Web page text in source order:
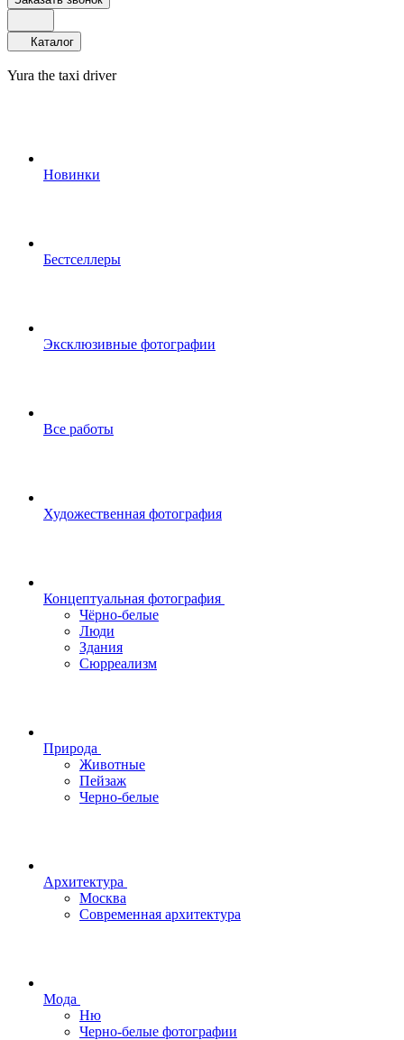
Каталог
Yura the taxi driver
Новинки
Бестселлеры
Эксклюзивные фотографии
Все работы
Художественная фотография
Концептуальная фотография
Чёрно-белые
Люди
Здания
Сюрреализм
Природа
Животные
Пейзаж
Черно-белые
Архитектура
Москва
Современная архитектура
Мода
Ню
Черно-белые фотографии